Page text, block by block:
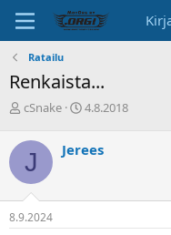
Ratailu
Renkaista...
K
s
u
s
t
e
cSnake
A
i
s
4.8.2018
J Jerees
8.9.2024